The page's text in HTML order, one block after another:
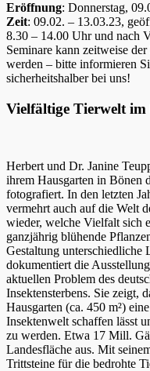
Eröffnung: Donnerstag,
Zeit: 09.02. – 13.03.23,
8.30 – 14.00 Uhr und nach
Seminare kann zeitweise
werden – bitte informieren
sicherheitshalber bei uns!
Vielfältige Tierwelt im
Herbert und Dr. Janine
ihrem Hausgarten in Bönen
fotografiert. In den letzten
vermehrt auch auf die Welt
wieder, welche Vielfalt sich
ganzjährig blühende
Gestaltung unterschiedliche
dokumentiert die
aktuellen Problem des
Insektensterbens. Sie zeigt,
Hausgarten (ca. 450 m²)
Insektenwelt schaffen lässt
zu werden. Etwa 17 Mill.
Landesfläche aus. Mit
Trittsteine für die bedrohte